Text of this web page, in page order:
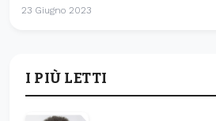
23 Giugno 2023
I PIÙ LETTI